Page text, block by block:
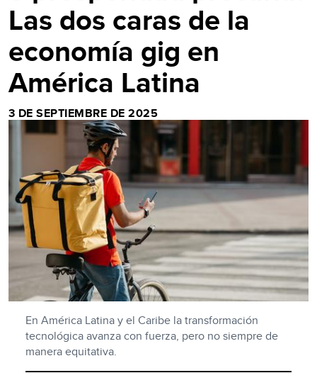
Las dos caras de la
economía gig en
América Latina
3 DE SEPTIEMBRE DE 2025
En América Latina y el Caribe la transformación
tecnológica avanza con fuerza, pero no siempre de
manera equitativa.